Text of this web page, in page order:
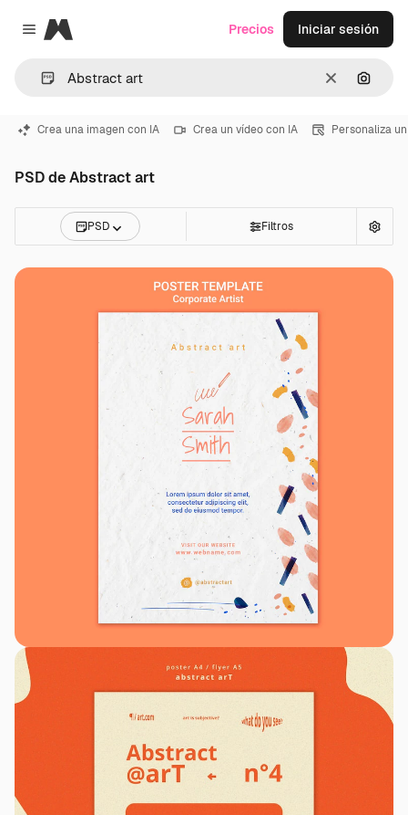
Close menu
Magnific
Borrar
Precios Iniciar sesión
Crea una imagen con IA Crea un vídeo con IA Personaliza
PSD de Abstract art
PSD Filtros